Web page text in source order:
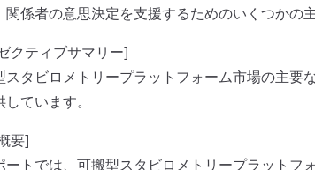
関係者の意思決定を支援するためのいくつかの
クティブサマリー]
スタビロメトリープラットフォーム市場の主要
しています。
要]
ートでは、可搬型スタビロメトリープラットフ